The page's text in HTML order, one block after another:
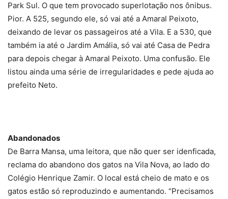
Park Sul. O que tem provocado superlotação nos ônibus.
Pior. A 525, segundo ele, só vai até a Amaral Peixoto,
deixando de levar os passageiros até a Vila. E a 530, que
também ia até o Jardim Amália, só vai até Casa de Pedra
para depois chegar à Amaral Peixoto. Uma confusão. Ele
listou ainda uma série de irregularidades e pede ajuda ao
prefeito Neto.
Abandonados
De Barra Mansa, uma leitora, que não quer ser idenficada,
reclama do abandono dos gatos na Vila Nova, ao lado do
Colégio Henrique Zamir. O local está cheio de mato e os
gatos estão só reproduzindo e aumentando. “Precisamos